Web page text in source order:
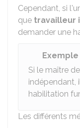
Cependant, si
que travailleur
demander une
Exemple
Si le maître
indépendant,
habilitation
Les différents